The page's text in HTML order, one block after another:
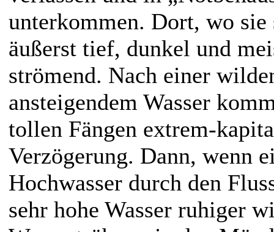
unterkommen. Dort, wo sie
äußerst tief, dunkel und
strömend. Nach einer
ansteigendem Wasser
tollen Fängen extrem-
Verzögerung. Dann, wenn
Hochwasser durch den
sehr hohe Wasser ruhiger